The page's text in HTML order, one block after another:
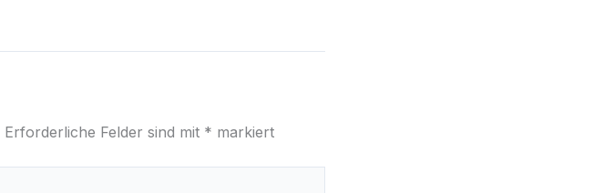
Erforderliche Felder sind mit * markiert